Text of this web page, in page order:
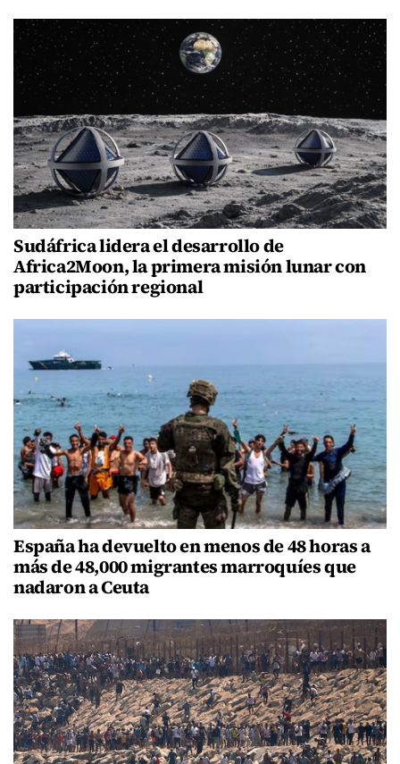
Sudáfrica lidera el desarrollo de
Africa2Moon, la primera misión lunar con
participación regional
España ha devuelto en menos de 48 horas a
más de 48,000 migrantes marroquíes que
nadaron a Ceuta